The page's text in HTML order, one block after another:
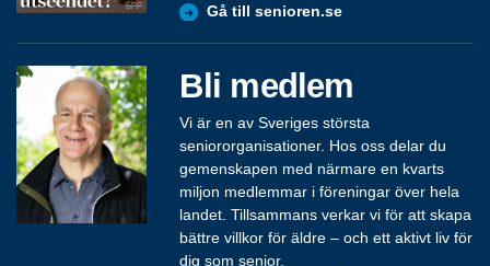
Gå till senioren.se
Bli medlem
Vi är en av Sveriges största
seniororganisationer. Hos oss delar du
gemenskapen med närmare en kvarts
miljon medlemmar i föreningar över hela
landet. Tillsammans verkar vi för att skapa
bättre villkor för äldre – och ett aktivt liv för
dig som senior.